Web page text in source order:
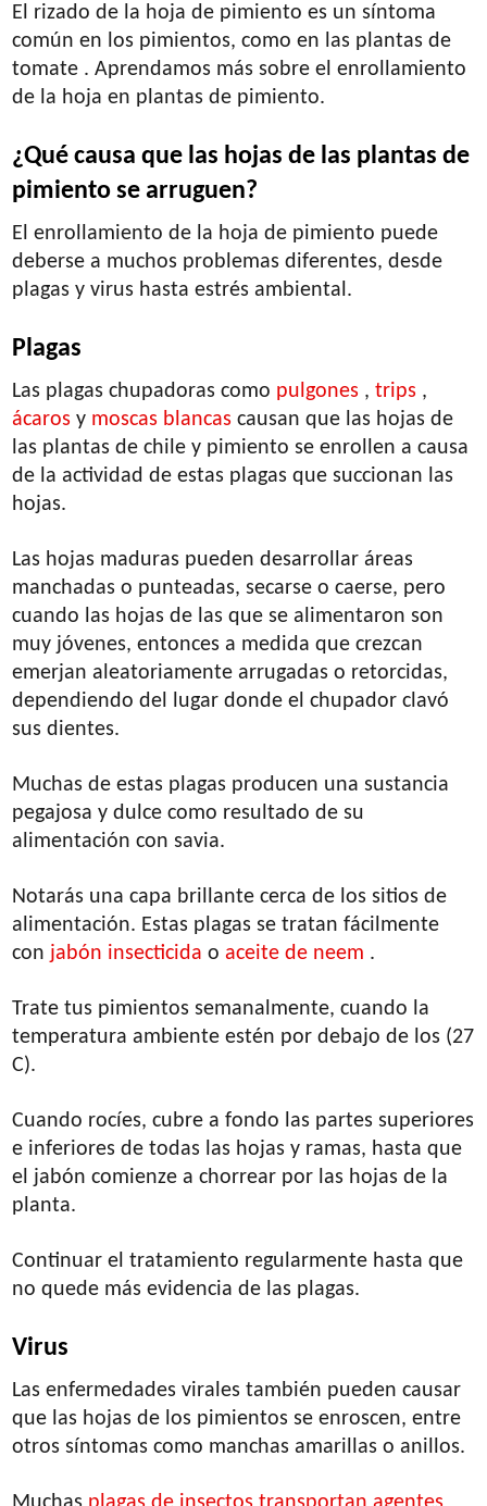
El rizado de la hoja de pimiento es un síntoma
común en los pimientos, como en las plantas de
tomate . Aprendamos más sobre el enrollamiento
de la hoja en plantas de pimiento.
¿Qué causa que las hojas de las plantas de
pimiento se arruguen?
El enrollamiento de la hoja de pimiento puede
deberse a muchos problemas diferentes, desde
plagas y virus hasta estrés ambiental.
Plagas
Las plagas chupadoras como pulgones ,trips ,
ácaros y moscas blancas causan que las hojas de
las plantas de chile y pimiento se enrollen a causa
de la actividad de estas plagas que succionan las
hojas.
Las hojas maduras pueden desarrollar áreas
manchadas o punteadas, secarse o caerse, pero
cuando las hojas de las que se alimentaron son
muy jóvenes, entonces a medida que crezcan
emerjan aleatoriamente arrugadas o retorcidas,
dependiendo del lugar donde el chupador clavó
sus dientes.
Muchas de estas plagas producen una sustancia
pegajosa y dulce como resultado de su
alimentación con savia.
Notarás una capa brillante cerca de los sitios de
alimentación. Estas plagas se tratan fácilmente
con jabón insecticida oaceite de neem .
Trate tus pimientos semanalmente, cuando la
temperatura ambiente estén por debajo de los (27
C).
Cuando rocíes, cubre a fondo las partes superiores
e inferiores de todas las hojas y ramas, hasta que
el jabón comienze a chorrear por las hojas de la
planta.
Continuar el tratamiento regularmente hasta que
no quede más evidencia de las plagas.
Virus
Las enfermedades virales también pueden causar
que las hojas de los pimientos se enroscen, entre
otros síntomas como manchas amarillas o anillos.